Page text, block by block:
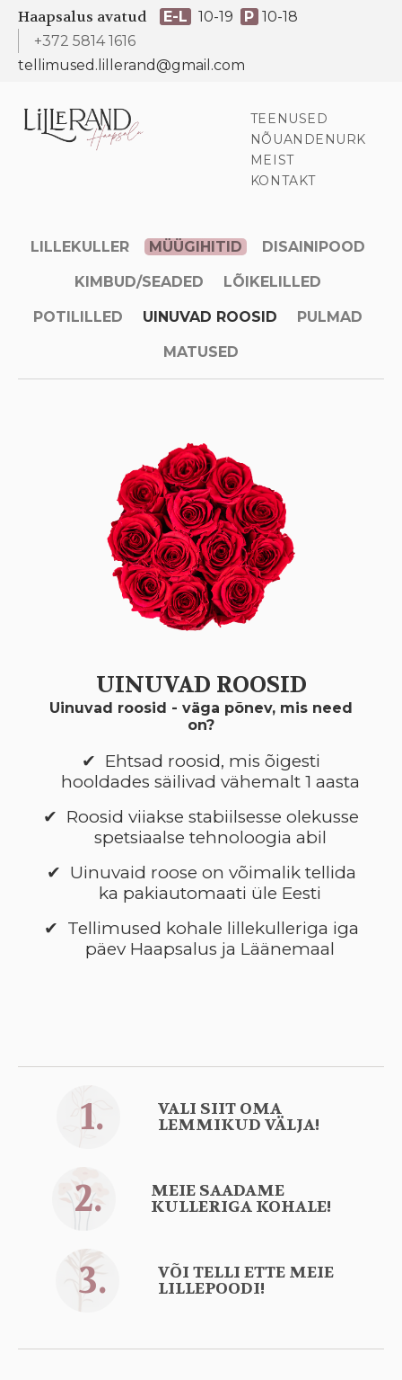
Haapsalus avatud E-L 10-19 P 10-18
+372 5814 1616
tellimused.lillerand@gmail.com
TEENUSED
NÕUANDENURK
MEIST
KONTAKT
LILLEKULLER MÜÜGIHITID DISAINIPOOD
KIMBUD/SEADED LÕIKELILLED
POTILILLED UINUVAD ROOSID PULMAD
MATUSED
UINUVAD ROOSID
Uinuvad roosid - väga põnev, mis need
on?
Ehtsad roosid, mis õigesti
hooldades säilivad vähemalt 1 aasta
Roosid viiakse stabiilsesse olekusse
spetsiaalse tehnoloogia abil
Uinuvaid roose on võimalik tellida
ka pakiautomaati üle Eesti
Tellimused kohale lillekulleriga iga
päev Haapsalus ja Läänemaal
1. VALI SIIT OMA
LEMMIKUD VÄLJA!
2. MEIE SAADAME
KULLERIGA KOHALE!
3. VÕI TELLI ETTE MEIE
LILLEPOODI!